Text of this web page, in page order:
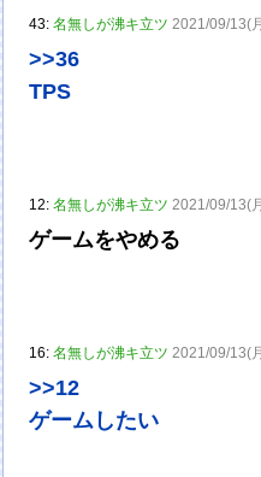
43:名無しが沸キ立ツ 2021/09/13(
>>36
TPS
12:名無しが沸キ立ツ 2021/09/13(
ゲームをやめる
16:名無しが沸キ立ツ 2021/09/13(
>>12
ゲームしたい